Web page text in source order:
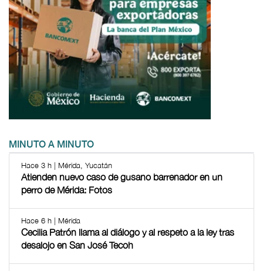
MINUTO A MINUTO
Hace 3 h | Mérida, Yucatán
Atienden nuevo caso de gusano barrenador en un
perro de Mérida: Fotos
Hace 6 h | Mérida
Cecilia Patrón llama al diálogo y al respeto a la ley tras
desalojo en San José Tecoh